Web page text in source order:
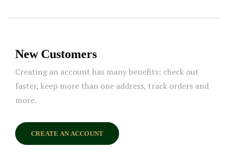
New Customers
Creating an account has many benefits: check out
faster, keep more than one address, track orders and
more.
CREATE AN ACCOUNT